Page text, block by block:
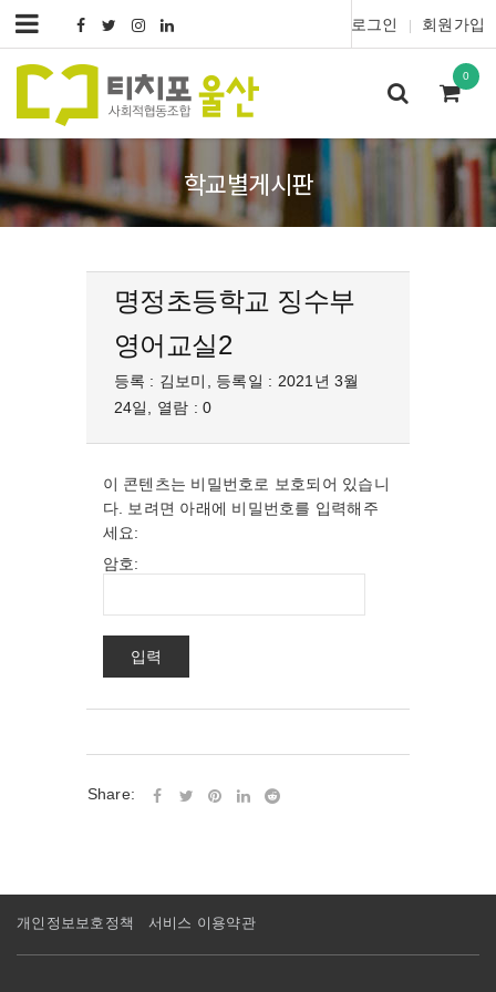
로그인 회원가입
0
학교별게시판
명정초등학교 징수부
영어교실2
등록 : 김보미, 등록일 : 2021년 3월
24일, 열람 : 0
이 콘텐츠는 비밀번호로 보호되어 있습니
다. 보려면 아래에 비밀번호를 입력해주
세요:
암호:
Share:
개인정보보호정책 서비스 이용약관